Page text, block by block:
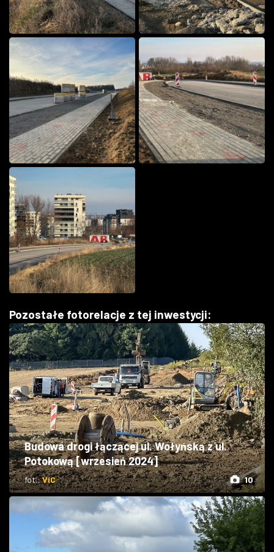
Pozostałe fotorelacje z tej inwestycji:
Budowa drogi łączącej ul. Wołyńską z ul.
Potokową [wrzesień 2024]
fot.:ViC 10